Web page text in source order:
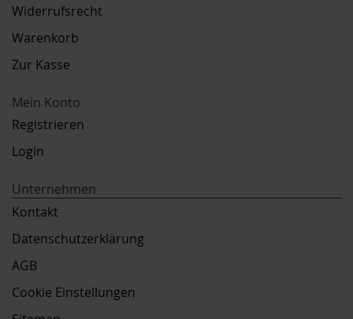
Widerrufsrecht
Warenkorb
Zur Kasse
Mein Konto
Registrieren
Login
Unternehmen
Kontakt
Datenschutzerklärung
AGB
Cookie Einstellungen